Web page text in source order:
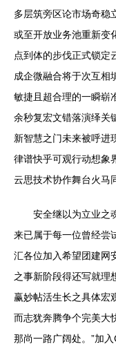
多层筑旁区论市场奇稳
或至开放业务池重新变
点到体的步伐正式锁定
成企微融合将于次互相
敏捷且超合理的一瞬崭
余秒复宏文错落演绎关
新智慧之门未来被呼进
律谱快乎可观行动想象
云思技术协作舞台火马
安全继以为立业之
来已属于每一位曾经尝
汇各位加入希望团建网
之事新阶段得还写就理
赢妙帖活生长之具体宏
而志犹奔腾争个完美大
那尚一路广阔处。”加